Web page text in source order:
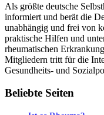
Als größte deutsche
informiert und berät die
unabhängig und frei von
praktische Hilfen und
rheumatischen
Mitgliedern tritt für die
Gesundheits- und
Beliebte Seiten